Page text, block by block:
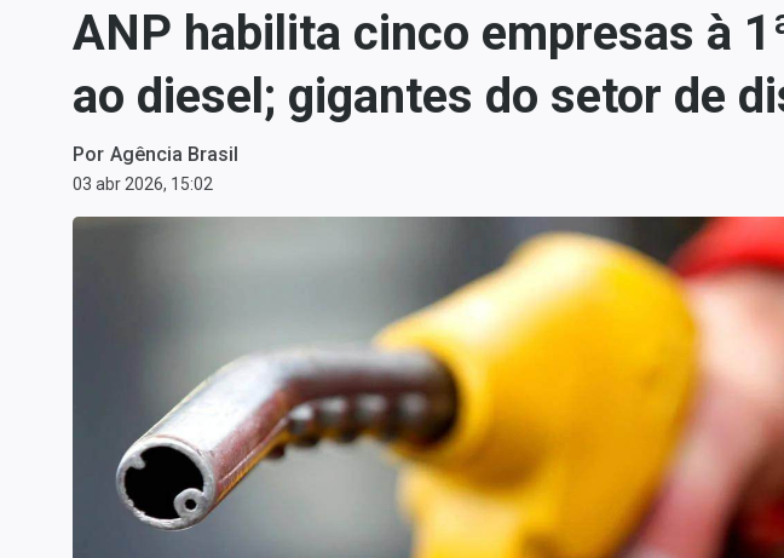
Central de Dividendos
Central de Fundos
Central dos IPOs
Renda Fixa
Finanças Pessoais
ANP habilita cinco empresas à
ao diesel; gigantes do setor de
Por Agência Brasil
03 abr 2026, 15:02